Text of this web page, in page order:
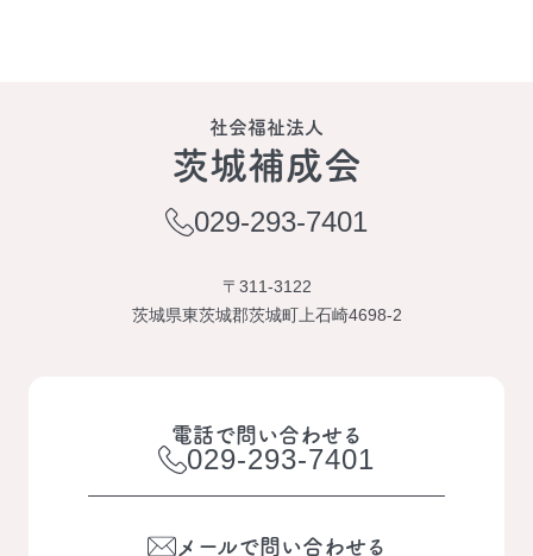
社会福祉法人
茨城補成会
029-293-7401
〒311-3122
茨城県東茨城郡茨城町上石崎4698-2
電話で問い合わせる
029-293-7401
メールで問い合わせる